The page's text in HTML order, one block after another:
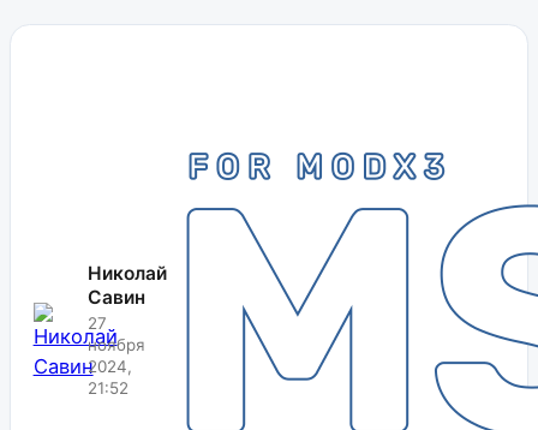
Николай
Савин
27
ноября
2024,
21:52